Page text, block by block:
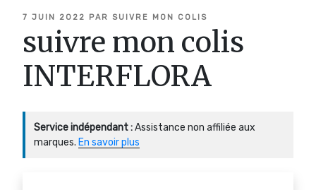
PUBLIÉ
7 JUIN 2022 PAR SUIVRE MON COLIS
suivre mon colis
INTERFLORA
Service indépendant :Assistance non affiliée aux
marques. En savoir plus